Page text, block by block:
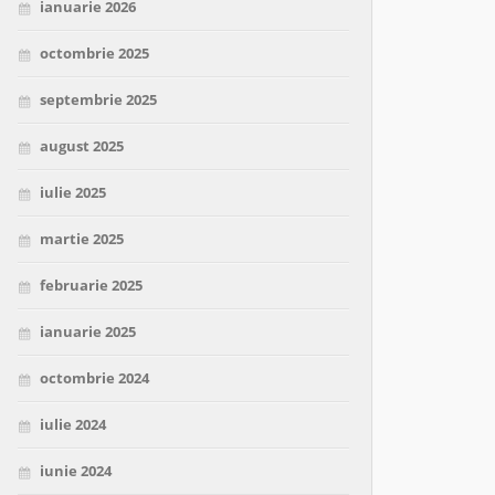
ianuarie 2026
octombrie 2025
septembrie 2025
august 2025
iulie 2025
martie 2025
februarie 2025
ianuarie 2025
octombrie 2024
iulie 2024
iunie 2024